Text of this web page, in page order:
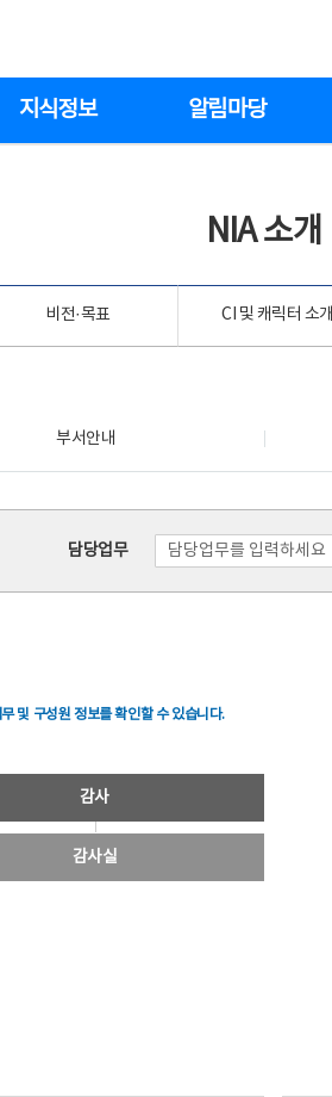
지식정보 알림마당
NIA 소개
비전·목표 CI 및 캐릭터 소개
부서안내
담당업무
및 구성원 정보를 확인할 수 있습니다.
감사
감사실